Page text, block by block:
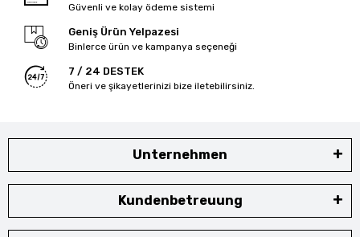
Güvenli ve kolay ödeme sistemi
Geniş Ürün Yelpazesi
Binlerce ürün ve kampanya seçeneği
7 / 24 DESTEK
Öneri ve şikayetlerinizi bize iletebilirsiniz.
Unternehmen
Kundenbetreuung